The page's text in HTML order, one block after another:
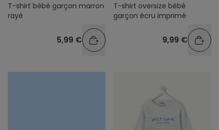
T-shirt bébé garçon marron
rayé
5,99 €
T-shirt oversize bébé
garçon écru imprimé
9,99 €